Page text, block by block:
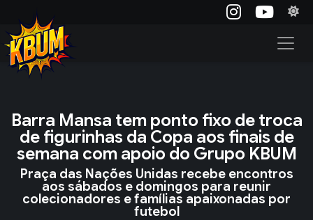
Barra Mansa tem ponto fixo de troca
de figurinhas da Copa aos finais de
semana com apoio do Grupo KBUM
Praça das Nações Unidas recebe encontros
aos sábados e domingos para reunir
colecionadores e famílias apaixonadas por
futebol